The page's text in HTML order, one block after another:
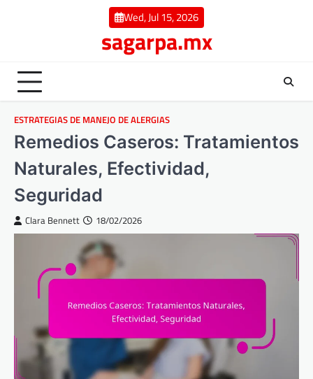
Wed, Jul 15, 2026
sagarpa.mx
ESTRATEGIAS DE MANEJO DE ALERGIAS
Remedios Caseros: Tratamientos
Naturales, Efectividad,
Seguridad
Clara Bennett 18/02/2026